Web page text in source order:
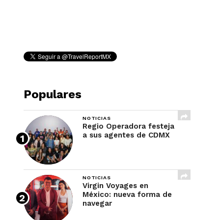
Populares
NOTICIAS
Regio Operadora festeja
a sus agentes de CDMX
NOTICIAS
Virgin Voyages en
México: nueva forma de
navegar